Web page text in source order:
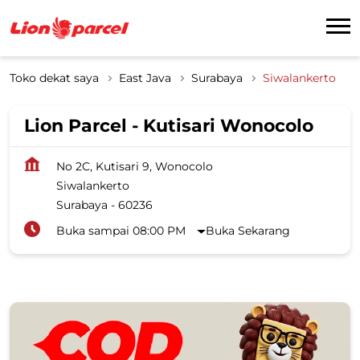
Toko dekat saya East Java Surabaya Siwalankerto
Lion Parcel - Kutisari Wonocolo
No 2C, Kutisari 9, Wonocolo
Siwalankerto
Surabaya - 60236
Buka sampai 08:00 PM
Buka Sekarang